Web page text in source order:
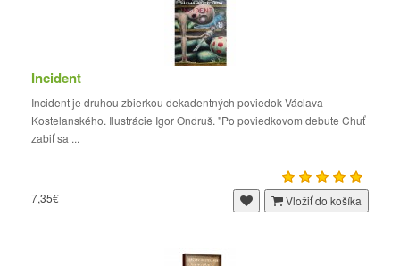
Incident
​Incident je druhou zbierkou dekadentných poviedok Václava
Kostelanského. Ilustrácie Igor Ondruš. "Po poviedkovom debute Chuť
zabiť sa ...
7,35€ Vložiť do košíka